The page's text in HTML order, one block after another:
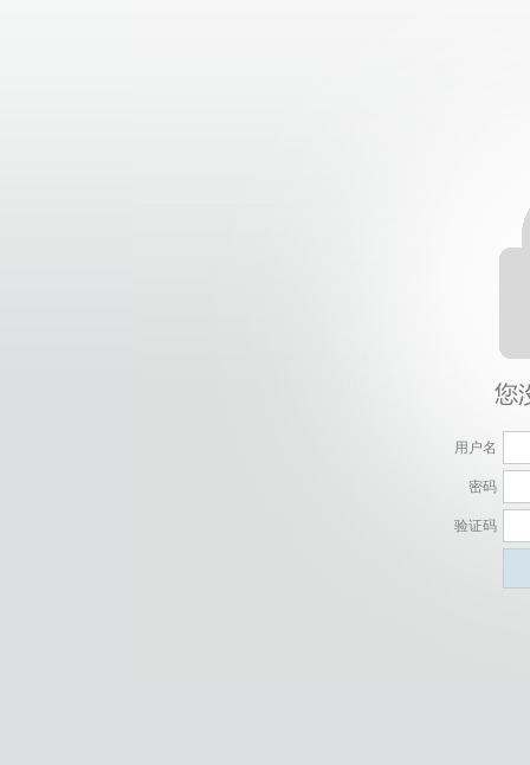
用户名
密码
验证码